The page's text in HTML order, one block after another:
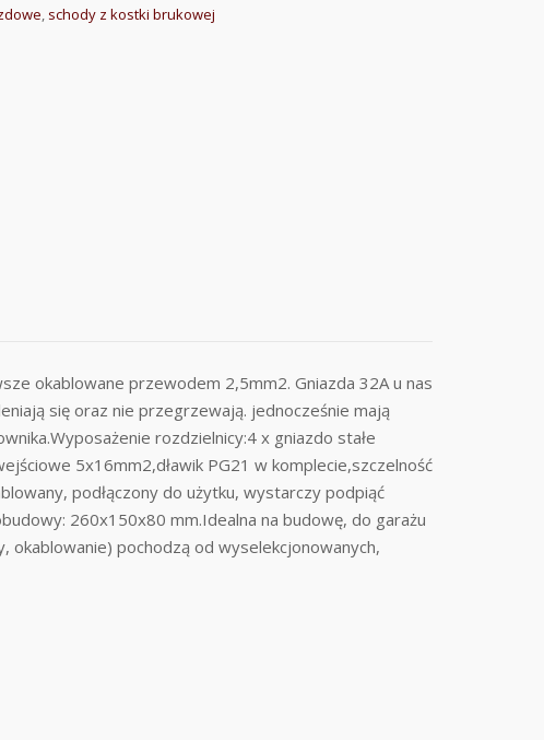
, schody z kostki brukowej
okablowane przewodem 2,5mm2. Gniazda 32A u nas
się oraz nie przegrzewają. jednocześnie mają
rozdzielnicy:4 x gniazdo stałe
5x16mm2,dławik PG21 w komplecie,szczelność
podłączony do użytku, wystarczy podpiąć
260x150x80 mm.Idealna na budowę, do garażu
okablowanie) pochodzą od wyselekcjonowanych,